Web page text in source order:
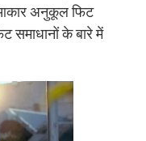
आकार अनुकूल फिट
समाधानों के बारे में